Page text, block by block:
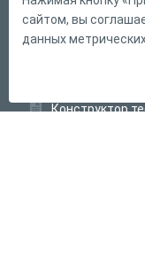
Форма
Конструктор
сайтом, вы
данных